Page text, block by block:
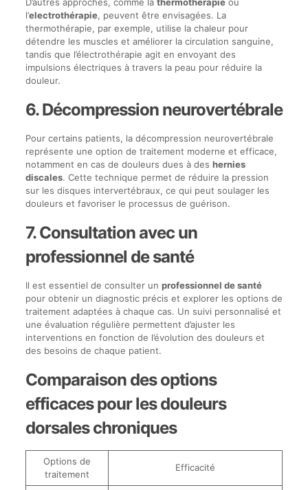
D’autres approches, comme la thermothérapieou
l’electrothérapie, peuvent être envisagées. La
thermothérapie, par exemple, utilise la chaleur pour
détendre les muscles et améliorer la circulation sanguine,
tandis que l’électrothérapie agit en envoyant des
impulsions électriques à travers la peau pour réduire la
douleur.
6. Décompression neurovertébrale
Pour certains patients, la décompression neurovertébrale
représente une option de traitement moderne et efficace,
notamment en cas de douleurs dues à des hernies
discales. Cette technique permet de réduire la pression
sur les disques intervertébraux, ce qui peut soulager les
douleurs et favoriser le processus de guérison.
7. Consultation avec un
professionnel de santé
Il est essentiel de consulter un professionnel de santé
pour obtenir un diagnostic précis et explorer les options de
traitement adaptées à chaque cas. Un suivi personnalisé et
une évaluation régulière permettent d’ajuster les
interventions en fonction de l’évolution des douleurs et
des besoins de chaque patient.
Comparaison des options
efficaces pour les douleurs
dorsales chroniques
Options de
traitement
Efficacité